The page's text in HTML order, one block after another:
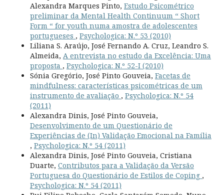
Alexandra Marques Pinto, Estudo Psicométrico
preliminar da Mental Health Continuum “ Short
Form “ for youth numa amostra de adolescentes
portugueses , Psychologica: N.º 53 (2010)
Liliana S. Araújo, José Fernando A. Cruz, Leandro S.
Almeida, A entrevista no estudo da Excelência: Uma
proposta , Psychologica: N.º 52-I (2010)
Sónia Gregório, José Pinto Gouveia, Facetas de
mindfulness: características psicométricas de um
instrumento de avaliação , Psychologica: N.º 54
(2011)
Alexandra Dinis, José Pinto Gouveia,
Desenvolvimento de um Questionário de
Experiências de (In) Validação Emocional na Família
, Psychologica: N.º 54 (2011)
Alexandra Dinis, José Pinto Gouveia, Cristiana
Duarte, Contributos para a Validação da Versão
Portuguesa do Questionário de Estilos de Coping ,
Psychologica: N.º 54 (2011)